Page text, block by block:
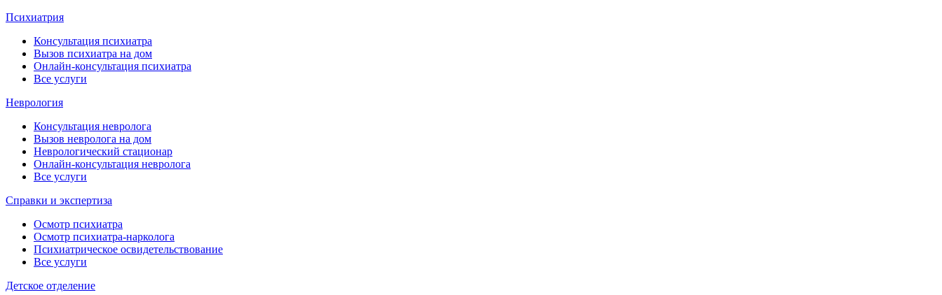
Психиатрия
Консультация психиатра
Вызов психиатра на дом
Онлайн-консультация психиатра
Все услуги
Неврология
Консультация невролога
Вызов невролога на дом
Неврологический стационар
Онлайн-консультация невролога
Все услуги
Справки и экспертиза
Осмотр психиатра
Осмотр психиатра-нарколога
Психиатрическое освидетельствование
Все услуги
Детское отделение